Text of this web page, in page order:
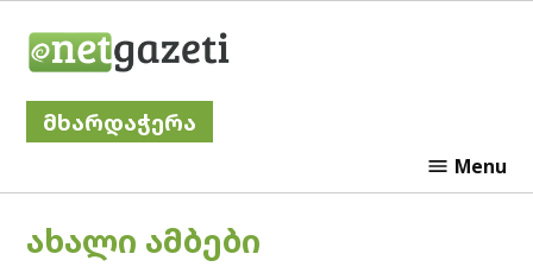
მხარდაჭერა
Menu
POSTED
ᲐᲮᲐᲚᲘ ᲐᲛᲑᲔᲑᲘ